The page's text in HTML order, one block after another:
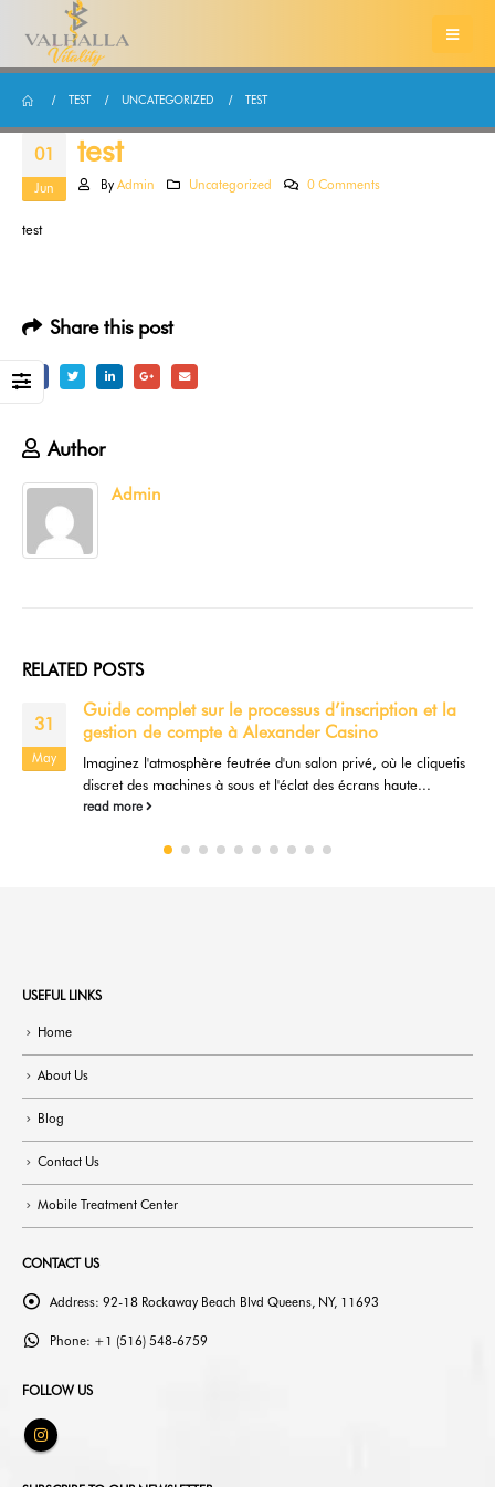
TEST UNCATEGORIZED TEST
01
Jun
test
By Admin Uncategorized 0 Comments
test
Share this post
Author
Admin
RELATED POSTS
31
May
Guide complet sur le processus d’inscription et la
gestion de compte à Alexander Casino
Imaginez l'atmosphère feutrée d'un salon privé, où le cliquetis
discret des machines à sous et l'éclat des écrans haute...
read more
USEFUL LINKS
Home
About Us
Blog
Contact Us
Mobile Treatment Center
CONTACT US
Address: 92-18 Rockaway Beach Blvd Queens, NY, 11693
Phone: +1 (516) 548-6759
FOLLOW US